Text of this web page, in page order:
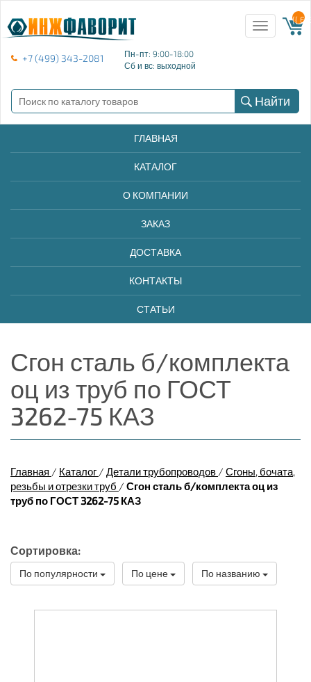
+7 (499) 343-2081
Пн-пт: 9:00-18:00
Сб и вс: выходной
Toggle
navigation
{{
Найти
ГЛАВНАЯ
КАТАЛОГ
О КОМПАНИИ
ЗАКАЗ
ДОСТАВКА
КОНТАКТЫ
СТАТЬИ
Сгон сталь б/комплекта
оц из труб по ГОСТ
3262-75 КАЗ
Главная / Каталог / Детали трубопроводов / Сгоны, бочата,
резьбы и отрезки труб / Сгон сталь б/комплекта оц из
труб по ГОСТ 3262-75 КАЗ
Сортировка:
По популярности По цене По названию